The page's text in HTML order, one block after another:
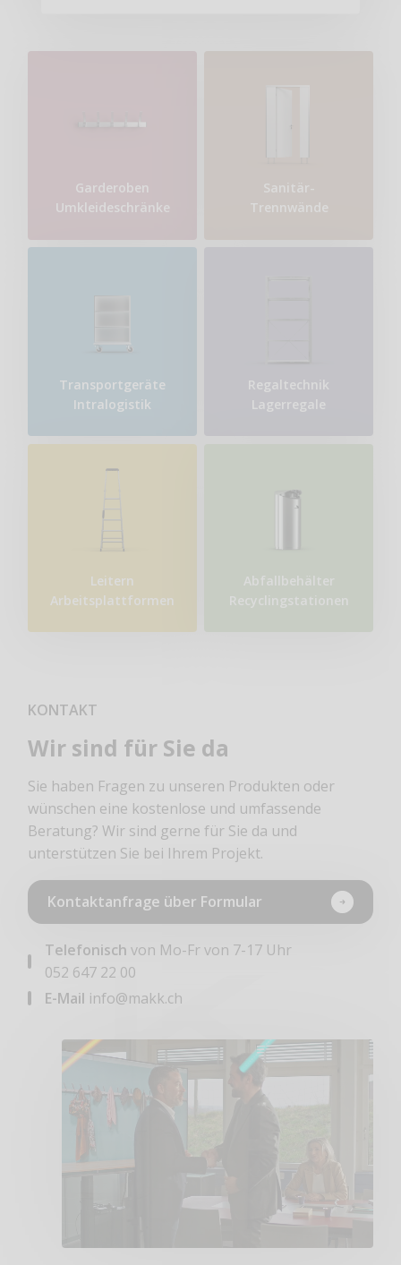
Garderoben
Umkleideschränke
Sanitär-
Trennwände
Transport​geräte
Intralogistik
Regaltechnik
Lagerregale
Leitern
Arbeitsplattformen
Abfallbehälter
Recyclingstationen
KONTAKT
Wir sind für Sie da
Sie haben Fragen zu unseren Produkten oder
wünschen eine kostenlose und umfassende
Beratung? Wir sind gerne für Sie da und
unterstützen Sie bei Ihrem Projekt.
Kontaktanfrage über Formular
Telefonisch von Mo-Fr von 7-17 Uhr
052 647 22 00
E-Mail info@makk.ch